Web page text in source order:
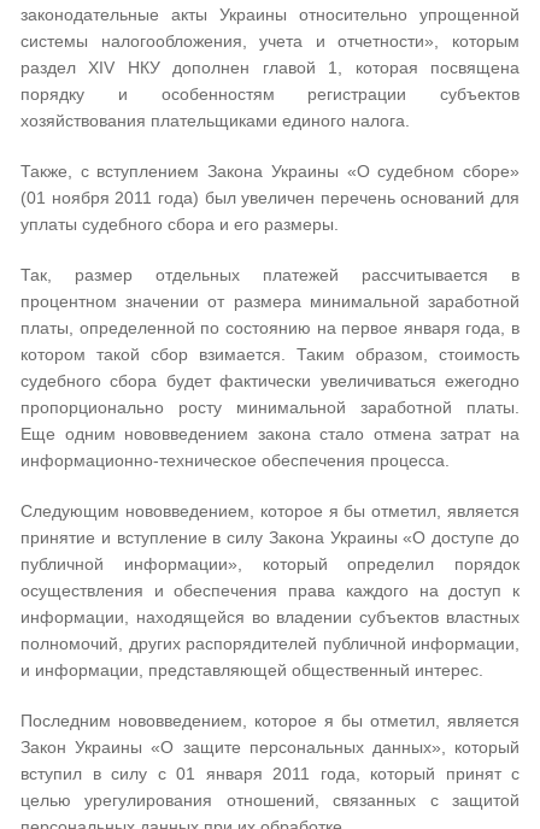
законодательные акты Украины относительно упрощенной
системы налогообложения, учета и отчетности», которым
раздел XIV НКУ дополнен главой 1, которая посвящена
порядку и особенностям регистрации субъектов
хозяйствования плательщиками единого налога.
Также, с вступлением Закона Украины «О судебном сборе»
(01 ноября 2011 года) был увеличен перечень оснований для
уплаты судебного сбора и его размеры.
Так, размер отдельных платежей рассчитывается в
процентном значении от размера минимальной заработной
платы, определенной по состоянию на первое января года, в
котором такой сбор взимается. Таким образом, стоимость
судебного сбора будет фактически увеличиваться ежегодно
пропорционально росту минимальной заработной платы.
Еще одним нововведением закона стало отмена затрат на
информационно-техническое обеспечения процесса.
Следующим нововведением, которое я бы отметил, является
принятие и вступление в силу Закона Украины «О доступе до
публичной информации», который определил порядок
осуществления и обеспечения права каждого на доступ к
информации, находящейся во владении субъектов властных
полномочий, других распорядителей публичной информации,
и информации, представляющей общественный интерес.
Последним нововведением, которое я бы отметил, является
Закон Украины «О защите персональных данных», который
вступил в силу с 01 января 2011 года, который принят с
целью урегулирования отношений, связанных с защитой